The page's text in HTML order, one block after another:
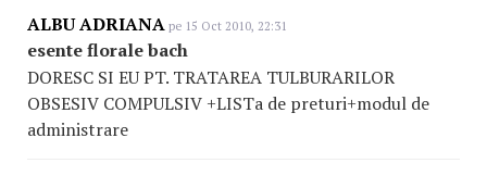
ALBU ADRIANA pe 15 Oct 2010, 22:31
esente florale bach
DORESC SI EU PT. TRATAREA TULBURARILOR
OBSESIV COMPULSIV +LISTa de preturi+modul de
administrare